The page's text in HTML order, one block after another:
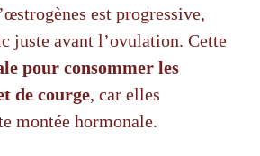
est progressive,
juste avant l’ovulation. Cette
pour consommer les
de courge, car elles
montée hormonale.